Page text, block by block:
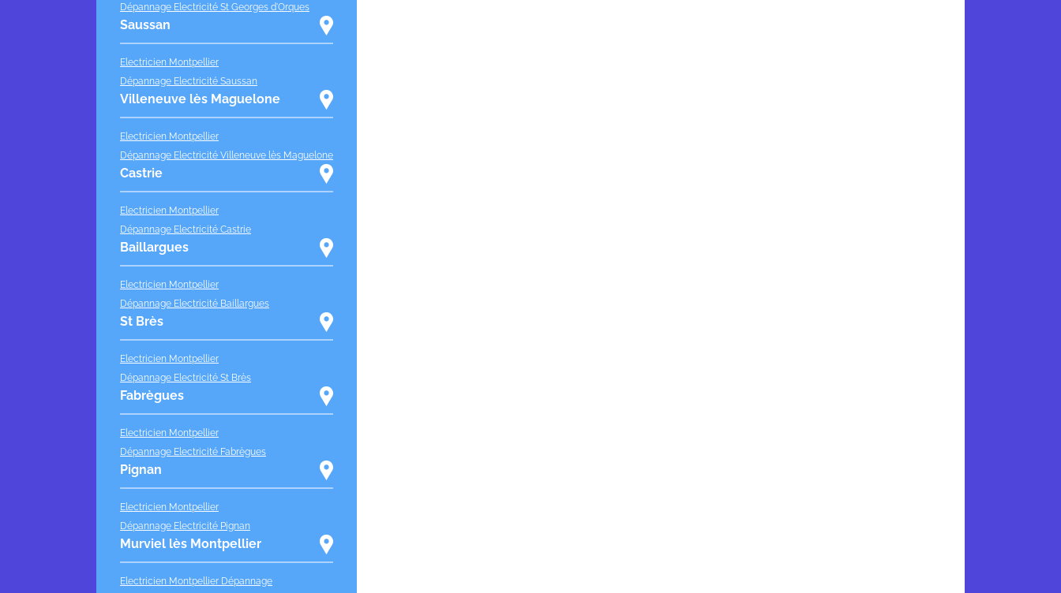
Dépannage Electricité St Georges d'Orques
Saussan
Electricien Montpellier
Dépannage Electricité Saussan
Villeneuve lès Maguelone
Electricien Montpellier
Dépannage Electricité Villeneuve lès Maguelone
Castrie
Electricien Montpellier
Dépannage Electricité Castrie
Baillargues
Electricien Montpellier
Dépannage Electricité Baillargues
St Brès
Electricien Montpellier
Dépannage Electricité St Brès
Fabrègues
Electricien Montpellier
Dépannage Electricité Fabrègues
Pignan
Electricien Montpellier
Dépannage Electricité Pignan
Murviel lès Montpellier
Electricien Montpellier Dépannage